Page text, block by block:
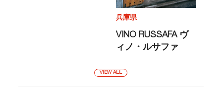
兵庫県
VINO RUSSAFA ヴ
ィノ・ルサファ
VIEW ALL